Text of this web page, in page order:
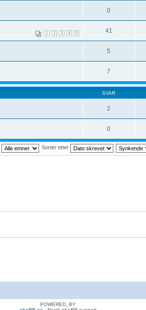
0
1 2 3 4 5 41
5
7
SVAR
2
0
Sorter etter
POWERED_BY